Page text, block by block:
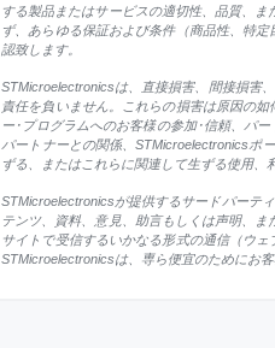
する製品またはサービスの適切性、品質、
ず、あらゆる保証および条件（商品性、特
認致します。
STMicroelectronicsは、直接損害、間接損害
責任を負いません。これらの損害は原因の
ー･プログラムへのお客様の参加･信頼、パ
パートナーとの関係、STMicroelectronicsポ
ずる、またはこれらに関連して生ずる使用、
STMicroelectronicsが提供するサードパーテ
テンツ、資料、意見、助言もしくは声明、
サイトで受信するいかなる形式の通信（ウ
STMicroelectronicsは、専ら便宜のためにお